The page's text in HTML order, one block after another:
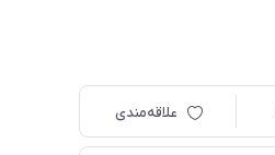
علاقه‌مندی